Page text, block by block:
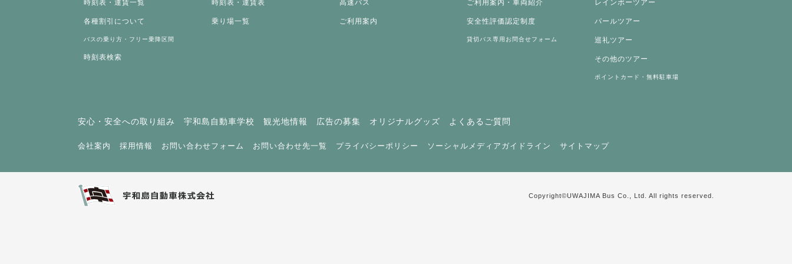
時刻表・運賃一覧
各種割引について
バスの乗り方・フリー乗降区間
時刻表検索
時刻表・運賃表
乗り場一覧
高速バス
ご利用案内
ご利用案内・車両紹介
安全性評価認定制度
貸切バス専用お問合せフォーム
レインボーツアー
パールツアー
巡礼ツアー
その他のツアー
ポイントカード・無料駐車場
安心・安全への取り組み 宇和島自動車学校 観光地情報 広告の募集 オリジナルグッズ よくあるご質問
会社案内 採用情報 お問い合わせフォーム お問い合わせ先一覧 プライバシーポリシー ソーシャルメディアガイドライン サイトマップ
Copyright©UWAJIMA Bus Co., Ltd. All rights reserved.